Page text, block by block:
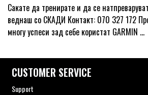
Сакате да тренирате и да се
веднаш со СКАДИ Контакт: 070 327 172
многу успеси зад себе користат GARMIN ...
CUSTOMER SERVICE
Support